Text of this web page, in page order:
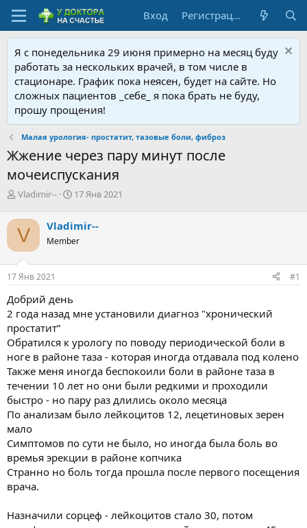
Вход Регистрация
Я с понедельника 29 июня примерно на месяц буду
работать за нескольких врачей, в том числе в
стационаре. График пока неясен, будет на сайте. Но
сложных пациентов _себе_ я пока брать не буду,
прошу прощения!
Малая урология- простатит, тазовые боли, фиброз
Жжение через пару минут после
мочеиспускания
А
т
о
р
т
е
м
ы
Vladimir--
Д
а
н
ч
17 Янв 2021
V Vladimir--
Member
17 Янв 2021 #1
Добрий день
2 года назад мне установили диагноз "хронический
простатит”
Обратился к урологу по поводу периодической боли в
ноге в районе таза - которая иногда отдавала под колено
Также меня иногда беспокоили боли в районе таза в
течении 10 лет но они были редкими и проходили
быстро - но пару раз длились около месяца
По анализам было лейкоцитов 12, лецетиновых зерен
мало
Симптомов по сути не было, но иногда была боль во
времья эрекции в районе копчика
Странно но боль тогда прошла после первого посещения
врача.
Назначили сорцеф - лейкоцитов стало 30, потом